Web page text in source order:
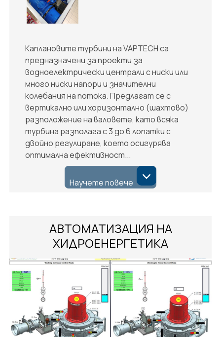
Каплановите турбини на VAPTECH са
предназначени за проекти за
водноелектрически централи с ниски или
много ниски напори и значителни
колебания на потока. Предлагат се с
вертикално или хоризонтално (шахтово)
разположение на валовете, като всяка
турбина разполага с 3 до 6 лопатки с
двойно регулиране, което осигурява
оптимална ефективност...
Научете повече
АВТОМАТИЗАЦИЯ НА
ХИДРОЕНЕРГЕТИКА